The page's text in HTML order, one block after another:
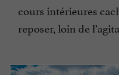
cours intérieures
reposer, loin de